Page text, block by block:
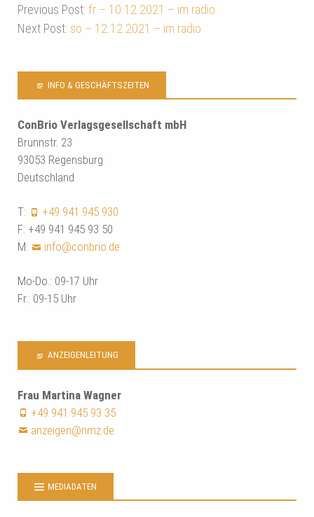
Previous Post: fr – 10.12.2021 – im radio
Next Post: so – 12.12.2021 – im radio
INFO & GESCHÄFTSZEITEN
ConBrio Verlagsgesellschaft mbH
Brunnstr. 23
93053 Regensburg
Deutschland
T:
+49 941 945 930
F: +49 941 945 93 50
M:
info@conbrio.de
Mo-Do.: 09-17 Uhr
Fr.: 09-15 Uhr
ANZEIGENLEITUNG
Frau Martina Wagner
+49 941 945 93 35
anzeigen@nmz.de
MEDIADATEN